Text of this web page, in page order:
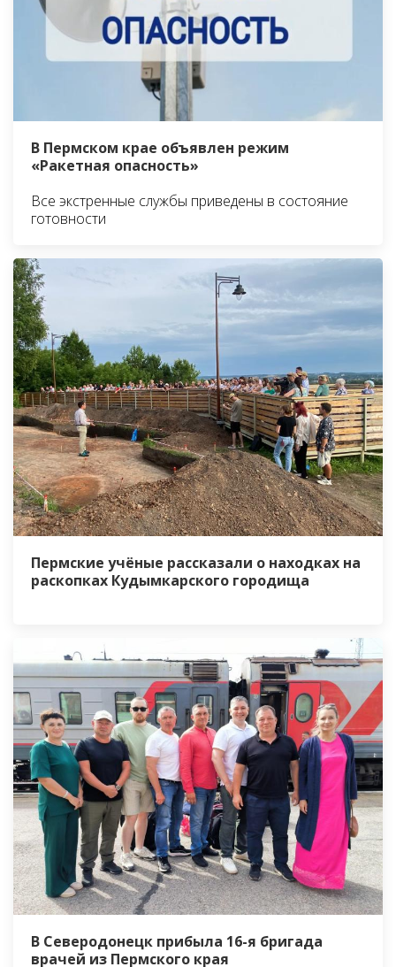
В Пермском крае объявлен режим
«Ракетная опасность»
Все экстренные службы приведены в состояние
готовности
Пермские учёные рассказали о находках на
раскопках Кудымкарского городища
В Северодонецк прибыла 16-я бригада
врачей из Пермского края